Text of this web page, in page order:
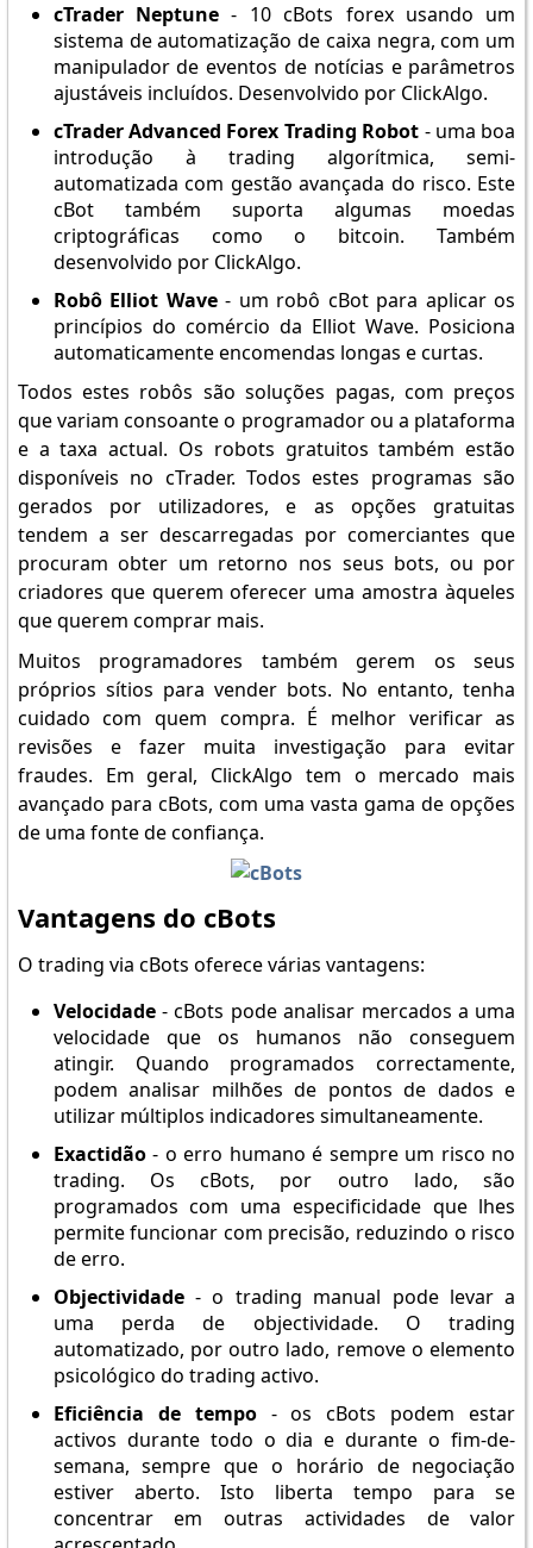
cTrader Neptune - 10 cBots forex usando um
sistema de automatização de caixa negra, com um
manipulador de eventos de notícias e parâmetros
ajustáveis incluídos. Desenvolvido por ClickAlgo.
cTrader Advanced Forex Trading Robot - uma boa
introdução à trading algorítmica, semi-
automatizada com gestão avançada do risco. Este
cBot também suporta algumas moedas
criptográficas como o bitcoin. Também
desenvolvido por ClickAlgo.
Robô Elliot Wave- um robô cBot para aplicar os
princípios do comércio da Elliot Wave. Posiciona
automaticamente encomendas longas e curtas.
Todos estes robôs são soluções pagas, com preços
que variam consoante o programador ou a plataforma
e a taxa actual. Os robots gratuitos também estão
disponíveis no cTrader. Todos estes programas são
gerados por utilizadores, e as opções gratuitas
tendem a ser descarregadas por comerciantes que
procuram obter um retorno nos seus bots, ou por
criadores que querem oferecer uma amostra àqueles
que querem comprar mais.
Muitos programadores também gerem os seus
próprios sítios para vender bots. No entanto, tenha
cuidado com quem compra. É melhor verificar as
revisões e fazer muita investigação para evitar
fraudes. Em geral, ClickAlgo tem o mercado mais
avançado para cBots, com uma vasta gama de opções
de uma fonte de confiança.
Vantagens do cBots
O trading via cBots oferece várias vantagens:
Velocidade- cBots pode analisar mercados a uma
velocidade que os humanos não conseguem
atingir. Quando programados correctamente,
podem analisar milhões de pontos de dados e
utilizar múltiplos indicadores simultaneamente.
Exactidão- o erro humano é sempre um risco no
trading. Os cBots, por outro lado, são
programados com uma especificidade que lhes
permite funcionar com precisão, reduzindo o risco
de erro.
Objectividade- o trading manual pode levar a
uma perda de objectividade. O trading
automatizado, por outro lado, remove o elemento
psicológico do trading activo.
Eficiência de tempo- os cBots podem estar
activos durante todo o dia e durante o fim-de-
semana, sempre que o horário de negociação
estiver aberto. Isto liberta tempo para se
concentrar em outras actividades de valor